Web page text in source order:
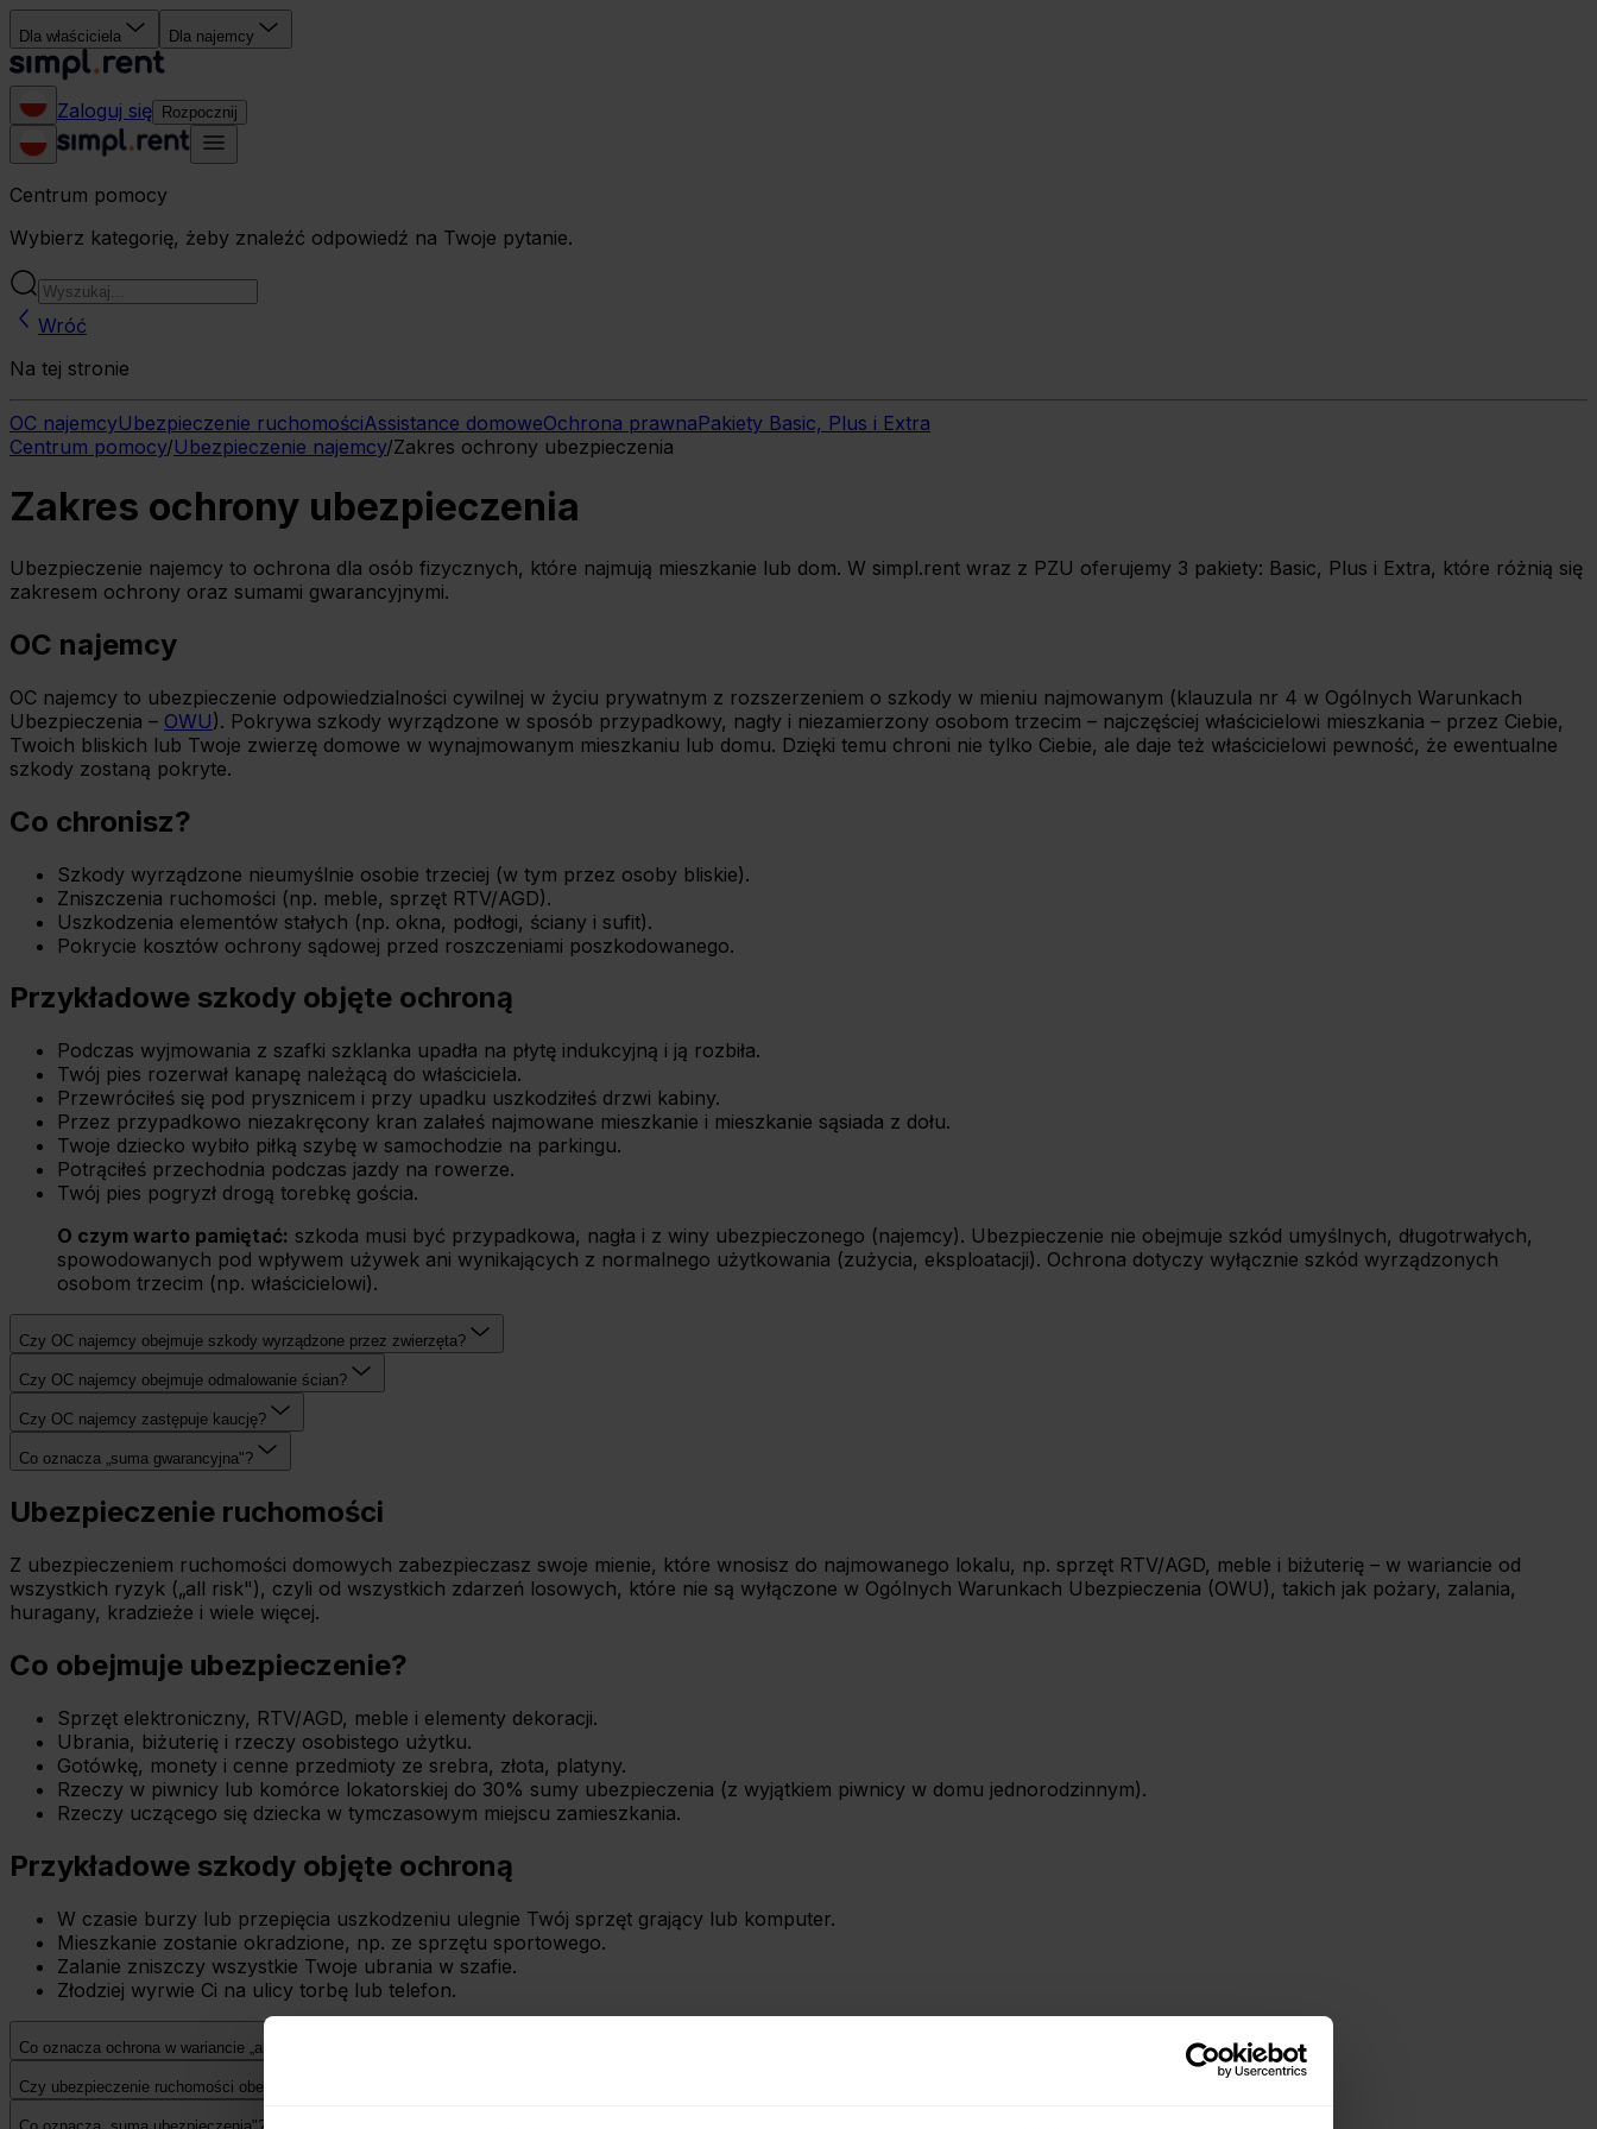
Dla właściciela Dla najemcy
Zaloguj się Rozpocznij
Centrum pomocy
Wybierz kategorię, żeby znaleźć odpowiedź na Twoje pytanie.
Wróć
Na tej stronie
OC najemcyUbezpieczenie ruchomościAssistance domoweOchrona prawnaPakiety Basic, Plus i Extra
Centrum pomocy/Ubezpieczenie najemcy/Zakres ochrony ubezpieczenia
Zakres ochrony ubezpieczenia
Ubezpieczenie najemcy to ochrona dla osób fizycznych, które najmują mieszkanie lub dom. W simpl.rent wraz z PZU oferujemy 3 pakiety: Basic, Plus i Extra, które różnią się
zakresem ochrony oraz sumami gwarancyjnymi.
OC najemcy
OC najemcy to ubezpieczenie odpowiedzialności cywilnej w życiu prywatnym z rozszerzeniem o szkody w mieniu najmowanym (klauzula nr 4 w Ogólnych Warunkach
Ubezpieczenia – OWU). Pokrywa szkody wyrządzone w sposób przypadkowy, nagły i niezamierzony osobom trzecim – najczęściej właścicielowi mieszkania – przez Ciebie,
Twoich bliskich lub Twoje zwierzę domowe w wynajmowanym mieszkaniu lub domu. Dzięki temu chroni nie tylko Ciebie, ale daje też właścicielowi pewność, że ewentualne
szkody zostaną pokryte.
Co chronisz?
Szkody wyrządzone nieumyślnie osobie trzeciej (w tym przez osoby bliskie).
Zniszczenia ruchomości (np. meble, sprzęt RTV/AGD).
Uszkodzenia elementów stałych (np. okna, podłogi, ściany i sufit).
Pokrycie kosztów ochrony sądowej przed roszczeniami poszkodowanego.
Przykładowe szkody objęte ochroną
Podczas wyjmowania z szafki szklanka upadła na płytę indukcyjną i ją rozbiła.
Twój pies rozerwał kanapę należącą do właściciela.
Przewróciłeś się pod prysznicem i przy upadku uszkodziłeś drzwi kabiny.
Przez przypadkowo niezakręcony kran zalałeś najmowane mieszkanie i mieszkanie sąsiada z dołu.
Twoje dziecko wybiło piłką szybę w samochodzie na parkingu.
Potrąciłeś przechodnia podczas jazdy na rowerze.
Twój pies pogryzł drogą torebkę gościa.
O czym warto pamiętać: szkoda musi być przypadkowa, nagła i z winy ubezpieczonego (najemcy). Ubezpieczenie nie obejmuje szkód umyślnych, długotrwałych,
spowodowanych pod wpływem używek ani wynikających z normalnego użytkowania (zużycia, eksploatacji). Ochrona dotyczy wyłącznie szkód wyrządzonych
osobom trzecim (np. właścicielowi).
Czy OC najemcy obejmuje szkody wyrządzone przez zwierzęta?
Czy OC najemcy obejmuje odmalowanie ścian?
Czy OC najemcy zastępuje kaucję?
Co oznacza „suma gwarancyjna"?
Ubezpieczenie ruchomości
Z ubezpieczeniem ruchomości domowych zabezpieczasz swoje mienie, które wnosisz do najmowanego lokalu, np. sprzęt RTV/AGD, meble i biżuterię – w wariancie od
wszystkich ryzyk („all risk"), czyli od wszystkich zdarzeń losowych, które nie są wyłączone w Ogólnych Warunkach Ubezpieczenia (OWU), takich jak pożary, zalania,
huragany, kradzieże i wiele więcej.
Co obejmuje ubezpieczenie?
Sprzęt elektroniczny, RTV/AGD, meble i elementy dekoracji.
Ubrania, biżuterię i rzeczy osobistego użytku.
Gotówkę, monety i cenne przedmioty ze srebra, złota, platyny.
Rzeczy w piwnicy lub komórce lokatorskiej do 30% sumy ubezpieczenia (z wyjątkiem piwnicy w domu jednorodzinnym).
Rzeczy uczącego się dziecka w tymczasowym miejscu zamieszkania.
Przykładowe szkody objęte ochroną
W czasie burzy lub przepięcia uszkodzeniu ulegnie Twój sprzęt grający lub komputer.
Mieszkanie zostanie okradzione, np. ze sprzętu sportowego.
Zalanie zniszczy wszystkie Twoje ubrania w szafie.
Złodziej wyrwie Ci na ulicy torbę lub telefon.
Co oznacza ochrona w wariancie „all risk" w ubezpieczeniu ruchomości?
Czy ubezpieczenie ruchomości obejmuje rzeczy, które uszkodzę samodzielnie?